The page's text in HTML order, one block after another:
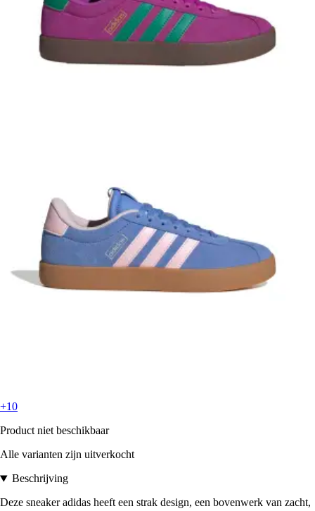
+10
Product niet beschikbaar
Alle varianten zijn uitverkocht
Beschrijving
Deze sneaker adidas heeft een strak design, een bovenwerk van zacht,